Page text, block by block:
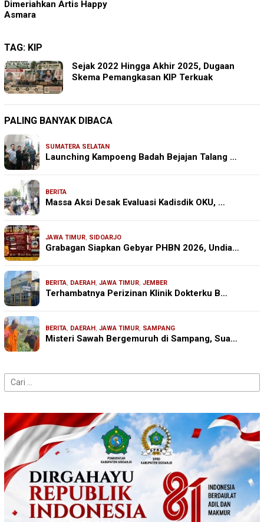
TAG: KIP
Sejak 2022 Hingga Akhir 2025, Dugaan
Skema Pemangkasan KIP Terkuak
PALING BANYAK DIBACA
SUMATERA SELATAN
Launching Kampoeng Badah Bejajan Talang …
BERITA
Massa Aksi Desak Evaluasi Kadisdik OKU, …
JAWA TIMUR, SIDOARJO
Grabagan Siapkan Gebyar PHBN 2026, Undia…
BERITA, DAERAH , JAWA TIMUR, JEMBER
Terhambatnya Perizinan Klinik Dokterku B…
BERITA, DAERAH , JAWA TIMUR, SAMPANG
Misteri Sawah Bergemuruh di Sampang, Sua…
Cari
untuk: